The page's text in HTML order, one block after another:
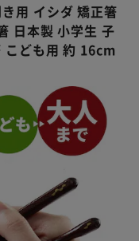
用 イシダ 矯正箸
日本製 小学生 子
こども用 約 16cm
入手続きへ